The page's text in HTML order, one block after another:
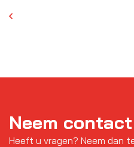
Neem
Heeft u vragen? Neem dan